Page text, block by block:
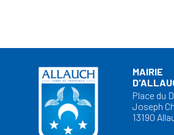
MAIRIE
Place du
Joseph
13190